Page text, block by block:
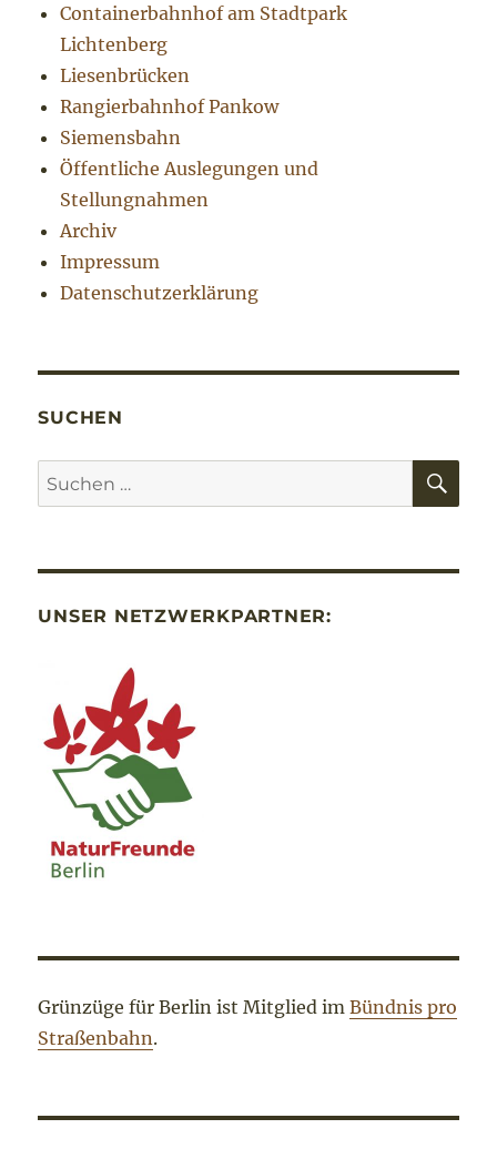
Containerbahnhof am Stadtpark
Lichtenberg
Liesenbrücken
Rangierbahnhof Pankow
Siemensbahn
Öffentliche Auslegungen und
Stellungnahmen
Archiv
Impressum
Datenschutzerklärung
SUCHEN
Suchen
nach:
UNSER NETZWERKPARTNER:
Grünzüge für Berlin ist Mitglied imBündnis pro
Straßenbahn.